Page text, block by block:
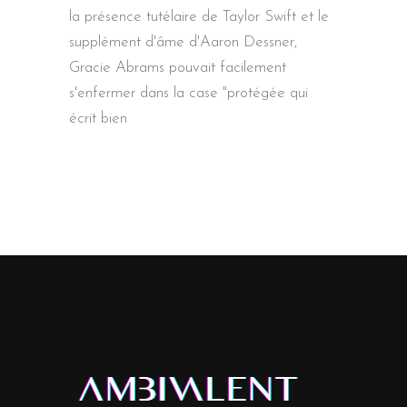
la présence tutélaire de Taylor Swift et le
supplément d'âme d'Aaron Dessner,
Gracie Abrams pouvait facilement
s'enfermer dans la case "protégée qui
écrit bien